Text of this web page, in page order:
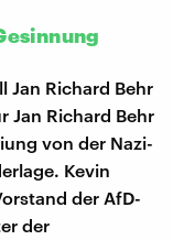
Jan Richard Behr
Jan Richard Behr
von der Nazi-
Kevin
der AfD-
der